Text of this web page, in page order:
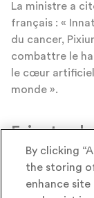
La ministre a
français : «
du cancer,
combattre le
le cœur
monde ».
Faire
Pour soutenir
By clicking
the storing
enhance site